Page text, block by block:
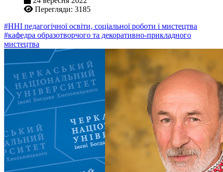
Перегляди: 3185
#ННІ педагогічної освіти, соціальної роботи і мистецтва
#кафедра образотворчого та декоративно-прикладного
мистецтва